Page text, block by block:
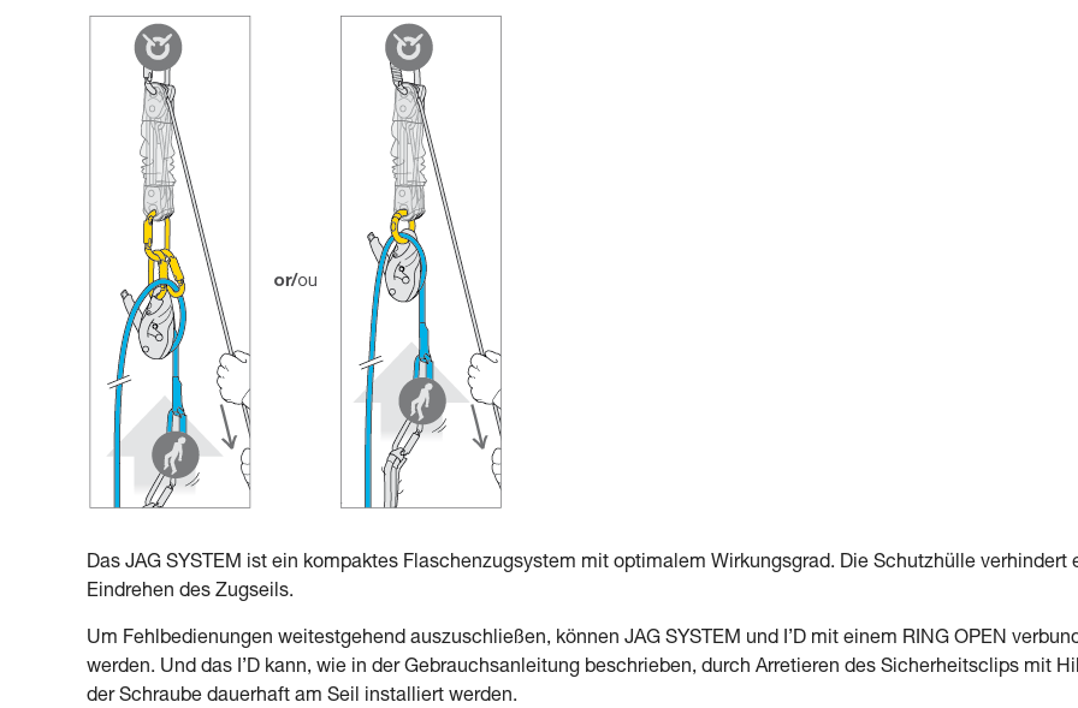
Das JAG SYSTEM ist ein kompaktes Flaschenzugsystem mit optimalem Wirkungsgrad. Die Schutzhülle verhindert
Eindrehen des Zugseils.
Um Fehlbedienungen weitestgehend auszuschließen, können JAG SYSTEM und I’D mit einem RING OPEN
werden. Und das I’D kann, wie in der Gebrauchsanleitung beschrieben, durch Arretieren des Sicherheitsclips mit
der Schraube dauerhaft am Seil installiert werden.